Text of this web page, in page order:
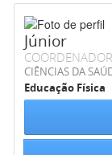
Júnior
CIÊNCIAS DA
Educação Física